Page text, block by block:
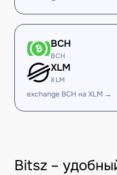
BCH
BCH
XLM
XLM
exchange BCH на XLM →
Bitsz –